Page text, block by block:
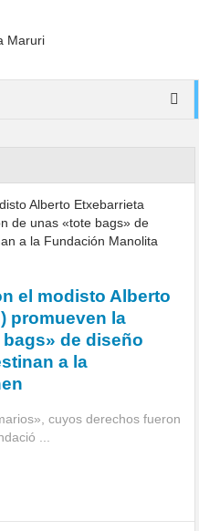
el modisto Alberto
promueven la
de diseño
a la
cuyos derechos fueron
...